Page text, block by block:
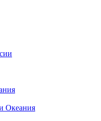
Океания